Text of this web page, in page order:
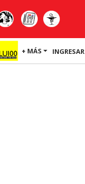
+ MÁS INGRESAR